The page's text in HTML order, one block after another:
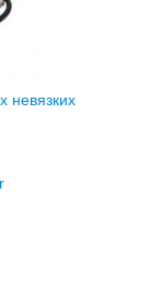
невязких